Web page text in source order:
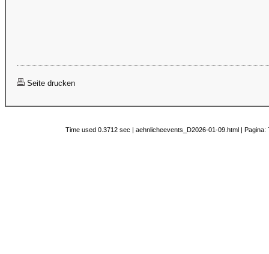
Seite drucken
Time used 0.3712 sec | aehnlicheevents_D2026-01-09.html |